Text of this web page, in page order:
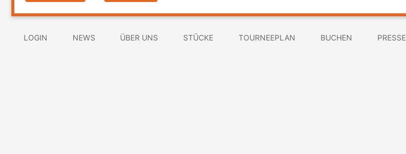
LOGIN NEWS ÜBER UNS STÜCKE TOURNEEPLAN BUCHEN PRESSE